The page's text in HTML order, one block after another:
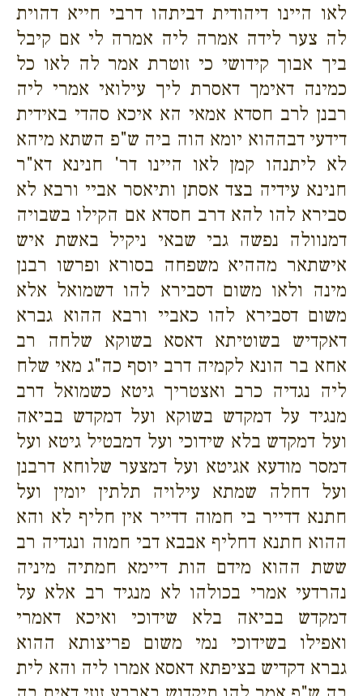
לאו היינו דיהודית דביתהו דרבי חייא דהוית
לה צער לידה אמרה ליה אמרה לי אם קיבל
ביך אבוך קידושי כי זוטרת אמר לה לאו כל
כמינה דאימך דאסרת ליך עילואי אמרי ליה
רבנן לרב חסדא אמאי הא איכא סהדי באידית
דידעי דבההוא יומא הוה ביה ש"פ השתא מיהא
לא ליתנהו קמן לאו היינו דר' חנינא דא"ר
חנינא עידיה בצד אסתן ותיאסר אביי ורבא לא
סבירא להו להא דרב חסדא אם הקילו בשבויה
דמנוולה נפשה גבי שבאי ניקיל באשת איש
אישתאר מההיא משפחה בסורא ופרשו רבנן
מינה ולאו משום דסבירא להו דשמואל אלא
משום דסבירא להו כאביי ורבא ההוא גברא
דאקדיש בשוטיתא דאסא בשוקא שלחה רב
אחא בר הונא לקמיה דרב יוסף כה"ג מאי שלח
ליה נגדיה כרב ואצטריך גיטא כשמואל דרב
מנגיד על דמקדש בשוקא ועל דמקדש בביאה
ועל דמקדש בלא שידוכי ועל דמבטיל גיטא ועל
דמסר מודעא אגיטא ועל דמצער שלוחא דרבנן
ועל דחלה שמתא עילויה תלתין יומין ועל
חתנא דדייר בי חמוה דדייר אין חליף לא והא
ההוא חתנא דחליף אבבא דבי חמוה ונגדיה רב
ששת ההוא מידם הות דיימא חמתיה מיניה
נהרדעי אמרי בכולהו לא מנגיד רב אלא על
דמקדש בביאה בלא שידוכי ואיכא דאמרי
ואפילו בשידוכי נמי משום פריצותא ההוא
גברא דקדיש בציפתא דאסא אמרו ליה והא לית